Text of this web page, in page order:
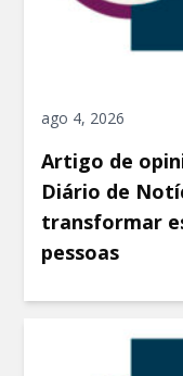
ago 4, 2026
Artigo de
Diário de
transformar
pessoas